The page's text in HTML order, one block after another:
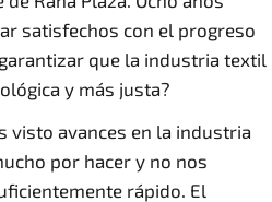
satisfechos con el progreso
que la industria textil
y más justa?
visto avances en la industria
por hacer y no nos
rápido. El